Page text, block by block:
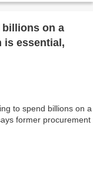
billions on a
is essential,